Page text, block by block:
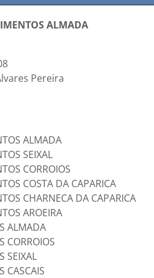
ALMADA
Pereira
ALMADA
SEIXAL
CORROIOS
COSTA DA CAPARICA
CHARNECA DA CAPARICA
AROEIRA
ALMADA
CORROIOS
SEIXAL
CASCAIS